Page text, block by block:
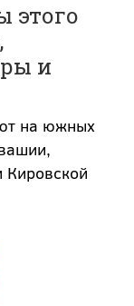
этого
и
на южных
Кировской